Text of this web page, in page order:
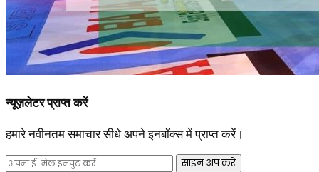
न्यूज़लेटर प्राप्त करें
हमारे नवीनतम समाचार सीधे अपने इनबॉक्स में प्राप्त करें।
साइन अप करें